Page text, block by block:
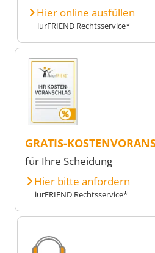
Hier online ausfüllen
iurFRIEND Rechtsservice*
GRATIS-
für Ihre Scheidung
Hier bitte anfordern
iurFRIEND Rechtsservice*